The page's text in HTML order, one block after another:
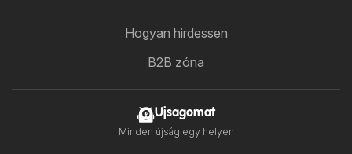
Hogyan hirdessen
B2B zóna
Ujsagomat
Minden újság egy helyen